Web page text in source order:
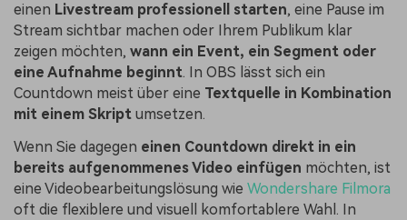
einen Livestream professionell starten, eine Pause im
Stream sichtbar machen oder Ihrem Publikum klar
zeigen möchten, wann ein Event, ein Segment oder
eine Aufnahme beginnt. In OBS lässt sich ein
Countdown meist über eine Textquelle in Kombination
mit einem Skript umsetzen.
Wenn Sie dagegen einen Countdown direkt in ein
bereits aufgenommenes Video einfügen möchten, ist
eine Videobearbeitungslösung wie Wondershare Filmora
oft die flexiblere und visuell komfortablere Wahl. In